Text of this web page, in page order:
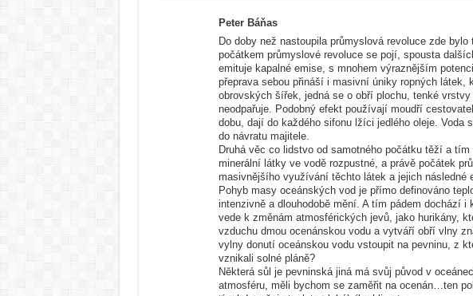
Peter Báňas
Do doby než nastoupila průmyslová revoluce zde
počátkem průmyslové revoluce se pojí, spousta
emituje kapalné emise, s mnohem výraznějším
přeprava sebou přináší i masivní úniky ropných látek,
obrovských šířek, jedná se o obří plochu, tenké
neodpařuje. Podobný efekt používají moudří
dobu, dají do každého sifonu lžíci jedlého oleje. Voda
do návratu majitele.
Druhá věc co lidstvo od samotného počátku těží a
minerální látky ve vodě rozpustné, a právě počátek
masivnějšího využívání těchto látek a jejich následné
Pohyb masy oceánských vod je přímo definováno
intenzivně a dlouhodobě mění. A tím pádem dochází i
vede k změnám atmosférických jevů, jako hurikány,
vzduchu dmou ocenánskou vodu a vytváří obří vlny
vylny donutí oceánskou vodu vstoupit na pevninu, z
vznikali solné pláně?
Některá sůl je pevninská jiná má svůj původ v
atmosféru, měli bychom se zaměřit na ocenán…ten